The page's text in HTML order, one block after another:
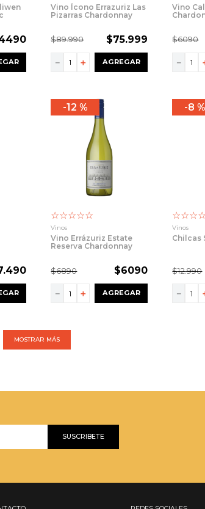
Vino Ícono Errazuriz Las
Pizarras Chardonnay
$89.990 $75.999
＋
－ AGREGAR
Vino
$6090
－
.490
12 %
☆☆☆☆☆
Vinos
Vino Errázuriz Estate
Reserva Chardonnay
$6890 $6090
＋
－ AGREGAR
8 %
☆☆☆☆
Vinos
Chilcas
$12.990
－
MOSTRAR MÁS
SUSCRIBETE